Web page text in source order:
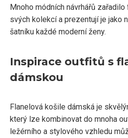
Mnoho módních návrhářů
svých kolekcí a prezentují je jako
šatníku každé moderní ženy.
Inspirace outfitů s
dámskou
Flanelová košile dámská je
který lze kombinovat do mnoha
ležérního a stylového vzhledu